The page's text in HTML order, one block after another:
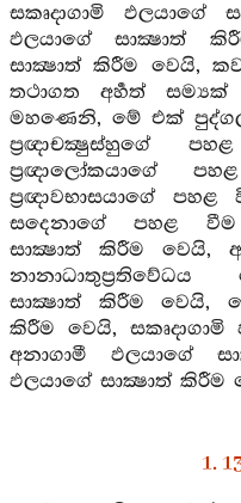
සකෘදාගාමි ඵලයාගේ
ඵලයාගේ සාක්‍ෂාත්
සාක්‍ෂාත් කිරීම වෙයි,
තථාගත අර්‍හත්
මහණෙනි, මේ එක්
ප්‍රඥාචක්‍ෂුස්හුගේ
ප්‍රඥාලෝකයාගේ
ප්‍රඥාවභාසයාගේ
සදෙනාගේ පහළ වීම
සාක්‍ෂාත් කිරීම වෙයි,
නානාධාතුප්‍රතිවේධය
සාක්‍ෂාත් කිරීම වෙයි,
කිරීම වෙයි, සකෘදාගාමි
අනාගාමී ඵලයාගේ
ඵලයාගේ සාක්‍ෂාත් කිරීම
1.